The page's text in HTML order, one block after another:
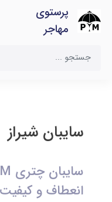
پرستوی
مهاجر
سایبان شیراز
انعطاف و